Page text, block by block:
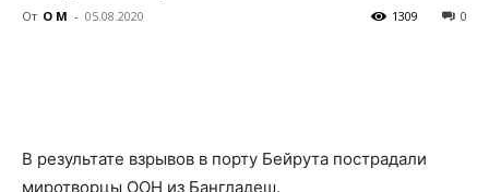
От О М - 05.08.2020 0
1309
В результате взрывов в порту Бейрута пострадали
миротворцы ООН из Бангладеш.